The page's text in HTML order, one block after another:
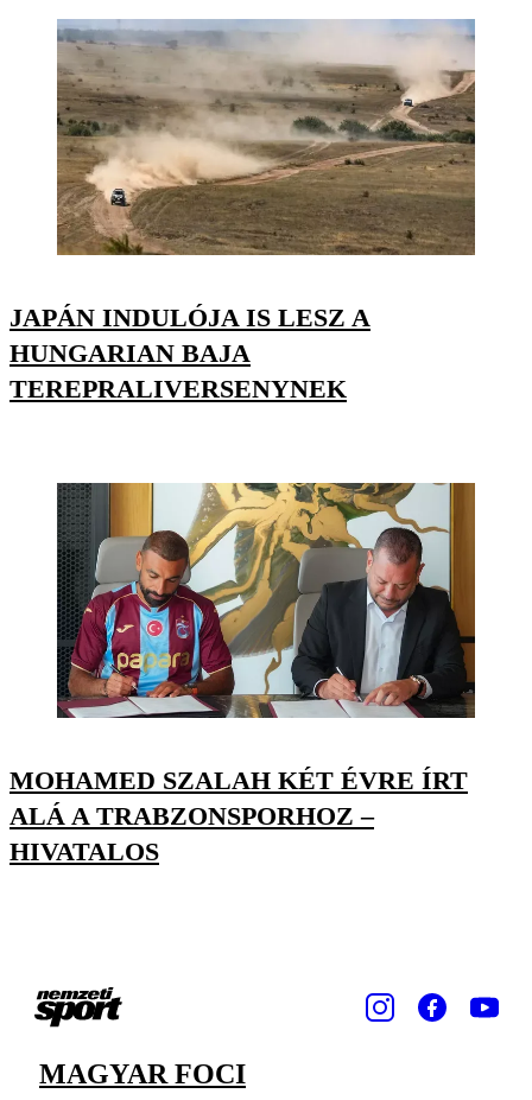
JAPÁN INDULÓJA IS LESZ A
HUNGARIAN BAJA
TEREPRALIVERSENYNEK
MOHAMED SZALAH KÉT ÉVRE ÍRT
ALÁ A TRABZONSPORHOZ –
HIVATALOS
MAGYAR FOCI